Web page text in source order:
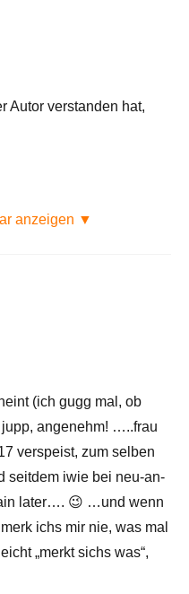
Autor verstanden hat,
anzeigen ▼
(ich gugg mal, ob
angenehm! …..frau
verspeist, zum selben
seitdem iwie bei neu-an-
later…. 😉 …und wenn
ichs mir nie, was mal
„merkt sichs was“,